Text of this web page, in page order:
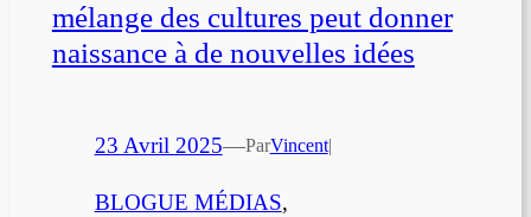
mélange des cultures peut donner
naissance à de nouvelles idées
23 Avril 2025—ParVincent|
BLOGUE MÉDIAS